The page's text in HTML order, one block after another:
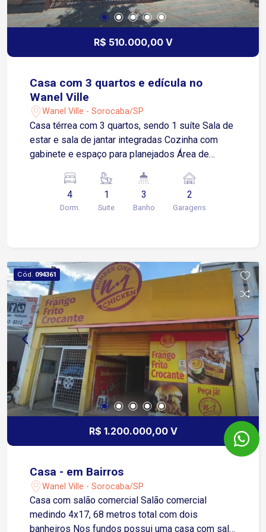
R$ 510.000,00 V
Casa com 3 quartos e edícula no
Wanel Ville
Wanel Ville - Sorocaba/SP
Casa térrea com 3 quartos, sendo 1 suíte Sala de
estar e sala de jantar integradas Cozinha com
gabinete e espaço para planejados Área de
sendo 1 vaga coberta Edícula com 1 quarto,
banheiro e cozinha Ambientes amplos e bem
ventilados Localização: Bairro Wanel Ville, região
Excelente infraestrutura e segurança na região
4
Dorm.
1
Suite
3
Banho
2
Garagens
Cód. 094361
R$ 1.200.000,00 V
Casa - em Bairros
Wanel Ville - Sorocaba/SP
Casa com salão comercial Salão comercial
medindo 4x17, 68 metros total com dois
banheiros Nos fundos possui uma casa com sala